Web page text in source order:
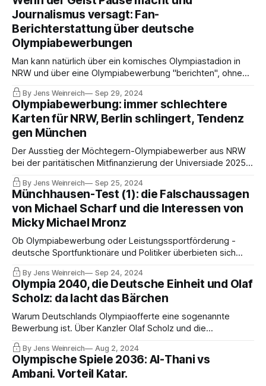
zusammengefasst, weil Sie in diesem Theater stets
exklusiv informiert sein sollen.
Journalismus versagt: Fan-
Berichterstattung über deutsche
Olympiabewerbungen
Man kann natürlich über ein komisches Olympiastadion in
NRW und über eine Olympiabewerbung "berichten", ohne
einzuordnen, dass NRW sich gewaltig mit der Universiade
blamiert, eine weitere sportpolitische Posse. Das ist dann
aber kein aufklärender Journalismus, wie vieles nicht in
diesen Monaten …
By Jens Weinreich Sep 29, 2024
Olympiabewerbung: immer schlechtere
Karten für NRW, Berlin schlingert, Tendenz
gen München
Der Ausstieg der Möchtegern-Olympiabewerber aus NRW
bei der paritätischen Mitfinanzierung der Universiade 2025
sei "eine Rufschädigung für den deutschen Sport in einer Art
und Weise, die ich so noch nie erlebt habe", kritisierte BMI-
Staatsekretär Mahmut Özdemir im Sportausschuss des
Bundestages.
By Jens Weinreich Sep 25, 2024
Münchhausen-Test (1): die Falschaussagen
von Michael Scharf und die Interessen von
Micky Michael Mronz
Ob Olympiabewerbung oder Leistungssportförderung -
deutsche Sportfunktionäre und Politiker überbieten sich
nahezu flächendeckend mit Wahrheitsbeugungen.
Manchmal aus Unkenntnis, oft aus Berechnung. Um
Propaganda einzuordnen und richtig zu stellen, gibt es ab
sofort Faktenchecks: kurz und schmerzlos.
By Jens Weinreich Sep 24, 2024
Olympia 2040, die Deutsche Einheit und Olaf
Scholz: da lacht das Bärchen
Warum Deutschlands Olympiaofferte eine sogenannte
Bewerbung ist. Über Kanzler Olaf Scholz und die
Merkwürdigkeiten in Hamburg. Über Nancy Faeser, den
ahnungslosen Michael Mronz, die SPD-Kamarilla, alte und
neue Berater, ewige Skandale, Dokumente, Peinlichkeiten
und den Märchenerzähler Hendrik Wüst.
By Jens Weinreich Aug 2, 2024
Olympische Spiele 2036: Al-Thani vs
Ambani. Vorteil Katar.